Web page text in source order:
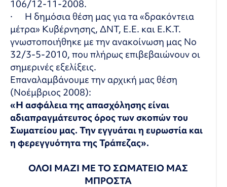
106/12-11-2008.
·
Η δημόσια θέση μας για τα «δρακόντεια
μέτρα» Κυβέρνησης, ΔΝΤ, Ε.Ε. και Ε.Κ.Τ.
γνωστοποιήθηκε με την ανακοίνωση μας Νο
32/3-5-2010, που πλήρως επιβεβαιώνουν οι
σημερινές εξελίξεις.
Επαναλαμβάνουμε την αρχική μας θέση
(Νοέμβριος 2008):
«Η ασφάλεια της απασχόλησης είναι
αδιαπραγμάτευτος όρος των σκοπών του
Σωματείου μας. Την εγγυάται η ευρωστία και
η φερεγγυότητα της Τράπεζας».
ΟΛΟΙ ΜΑΖΙ ΜΕ ΤΟ ΣΩΜΑΤΕΙΟ ΜΑΣ
ΜΠΡΟΣΤΑ